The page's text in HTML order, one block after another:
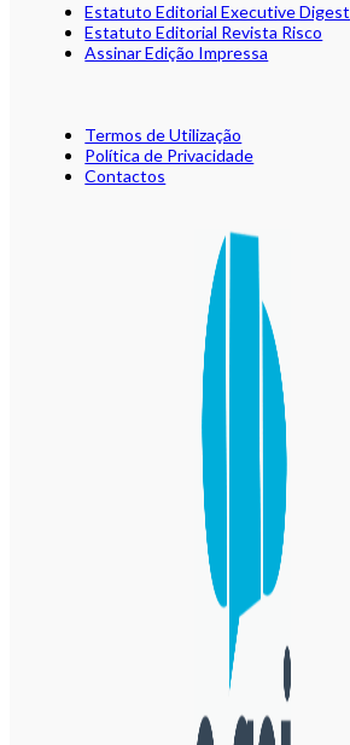
Estatuto Editorial Executive Digest
Estatuto Editorial Revista Risco
Assinar Edição Impressa
Termos de Utilização
Política de Privacidade
Contactos